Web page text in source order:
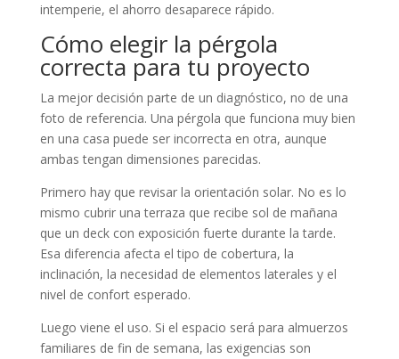
intemperie, el ahorro desaparece rápido.
Cómo elegir la pérgola
correcta para tu proyecto
La mejor decisión parte de un diagnóstico, no de una
foto de referencia. Una pérgola que funciona muy bien
en una casa puede ser incorrecta en otra, aunque
ambas tengan dimensiones parecidas.
Primero hay que revisar la orientación solar. No es lo
mismo cubrir una terraza que recibe sol de mañana
que un deck con exposición fuerte durante la tarde.
Esa diferencia afecta el tipo de cobertura, la
inclinación, la necesidad de elementos laterales y el
nivel de confort esperado.
Luego viene el uso. Si el espacio será para almuerzos
familiares de fin de semana, las exigencias son